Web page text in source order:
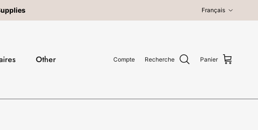
Français
Other Compte Recherche Panier